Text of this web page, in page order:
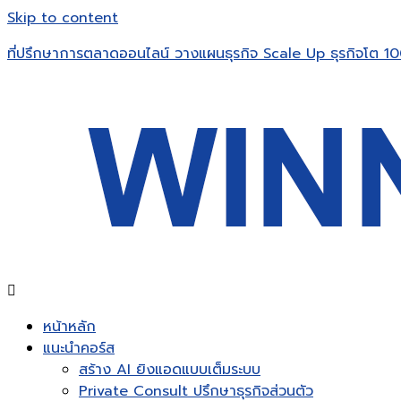
Skip to content
ที่ปรึกษาการตลาดออนไลน์ วางแผนธุรกิจ Scale Up ธุรกิจโต
หน้าหลัก
แนะนำคอร์ส
สร้าง AI ยิงแอดแบบเต็มระบบ
Private Consult ปรึกษาธุรกิจส่วนตัว